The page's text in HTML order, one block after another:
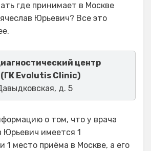
где принимает в Москве
Юрьевич? Все это
центр
(ГК Evolutis Clinic)
д. 5
о том, что у врача
Юрьевич имеется 1
1 место приёма в Москве, а его